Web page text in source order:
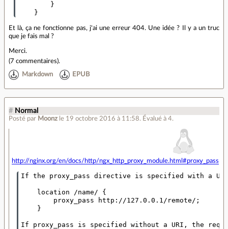
        }
Et là, ça ne fonctionne pas, j'ai une erreur 404. Une idée ? Il y a un truc
que je fais mal ?
Merci.
(7 commentaires).
Markdown EPUB
# Normal
Posté par Moonz le 19 octobre 2016 à 11:58. Évalué à 4.
http://nginx.org/en/docs/http/ngx_http_proxy_module.html#proxy_pass
If the proxy_pass directive is specified with a
    location /name/ {
        proxy_pass http://127.0.0.1/remote/;
    }
If proxy_pass is specified without a URI, the